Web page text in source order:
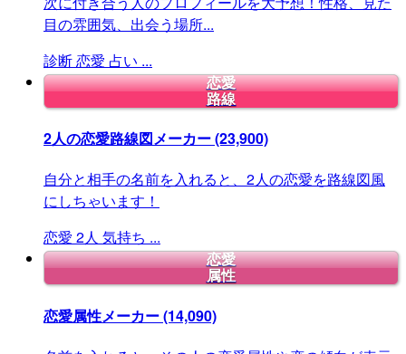
目の雰囲気、出会う場所...
診断恋愛 占い ...
恋愛
路線
2人の恋愛路線図メーカー(23,900)
自分と相手の名前を入れると、2人の恋愛を路線図風
にしちゃいます！
恋愛 2人 気持ち ...
恋愛
属性
恋愛属性メーカー(14,090)